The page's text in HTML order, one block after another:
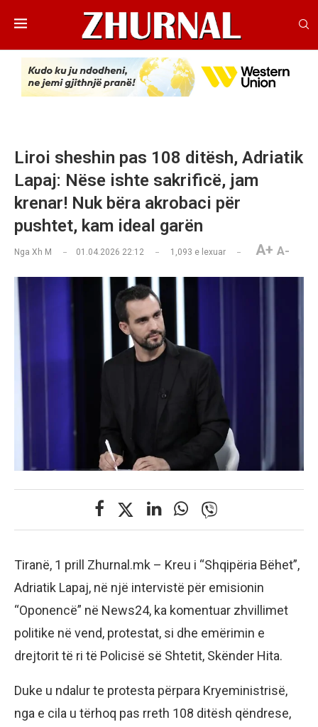
Liroi sheshin pas 108 ditësh, Adriatik
Lapaj: Nëse ishte sakrificë, jam
krenar! Nuk bëra akrobaci për
pushtet, kam ideal garën
Nga Xh M 01.04.2026 22:12 1,093 e lexuar A+ A-
Tiranë, 1 prill Zhurnal.mk – Kreu i “Shqipëria Bëhet”,
Adriatik Lapaj, në një intervistë për emisionin
“Oponencë” në News24, ka komentuar zhvillimet
politike në vend, protestat, si dhe emërimin e
drejtorit të ri të Policisë së Shtetit, Skënder Hita.
Duke u ndalur te protesta përpara Kryeministrisë,
nga e cila u tërhoq pas rreth 108 ditësh qëndrese,